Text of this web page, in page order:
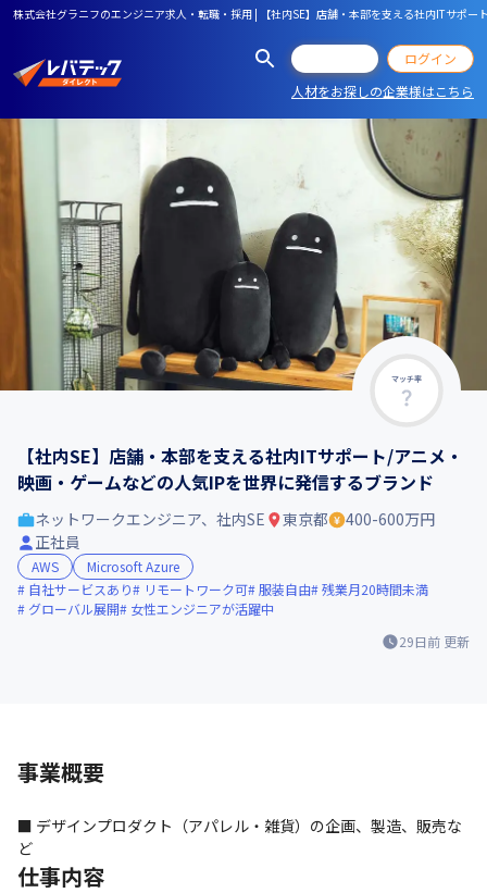
株式会社グラニフのエンジニア求人・転職・採用 | 【社内SE】店舗・本部を支える社内ITサポ
ログイン
人材をお探しの企業様はこちら
マッチ率
【社内SE】店舗・本部を支える社内ITサポート/アニメ・
映画・ゲームなどの人気IPを世界に発信するブランド
29日前 更新
ネットワークエンジニア、社内SE 東京都
400-600万円
正社員
AWS
Microsoft Azure
自社サービスあり
リモートワーク可 服装自由
残業月20時間未満
グローバル展開
女性エンジニアが活躍中
事業概要
■ デザインプロダクト（アパレル・雑貨）の企画、製造、販売な
ど
仕事内容